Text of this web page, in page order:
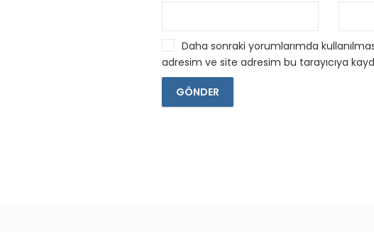
Daha sonraki yorumlarımda
adresim ve site adresim bu tarayıcıya